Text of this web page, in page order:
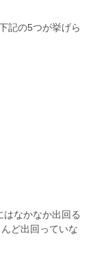
記の5つが挙げら
はなかなか出回る
ど出回っていな